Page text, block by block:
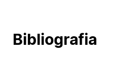
Bibliografia